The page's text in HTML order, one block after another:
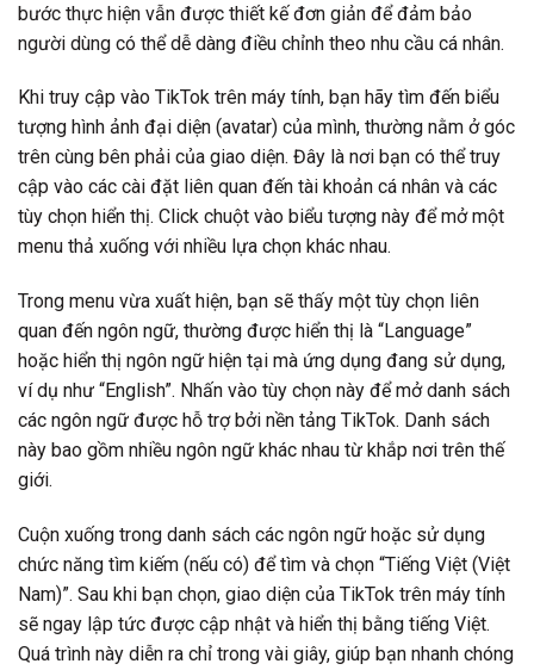
bước thực hiện vẫn được thiết kế đơn giản để đảm bảo
người dùng có thể dễ dàng điều chỉnh theo nhu cầu cá nhân.
Khi truy cập vào TikTok trên máy tính, bạn hãy tìm đến biểu
tượng hình ảnh đại diện (avatar) của mình, thường nằm ở góc
trên cùng bên phải của giao diện. Đây là nơi bạn có thể truy
cập vào các cài đặt liên quan đến tài khoản cá nhân và các
tùy chọn hiển thị. Click chuột vào biểu tượng này để mở một
menu thả xuống với nhiều lựa chọn khác nhau.
Trong menu vừa xuất hiện, bạn sẽ thấy một tùy chọn liên
quan đến ngôn ngữ, thường được hiển thị là “Language”
hoặc hiển thị ngôn ngữ hiện tại mà ứng dụng đang sử dụng,
ví dụ như “English”. Nhấn vào tùy chọn này để mở danh sách
các ngôn ngữ được hỗ trợ bởi nền tảng TikTok. Danh sách
này bao gồm nhiều ngôn ngữ khác nhau từ khắp nơi trên thế
giới.
Cuộn xuống trong danh sách các ngôn ngữ hoặc sử dụng
chức năng tìm kiếm (nếu có) để tìm và chọn “Tiếng Việt (Việt
Nam)”. Sau khi bạn chọn, giao diện của TikTok trên máy tính
sẽ ngay lập tức được cập nhật và hiển thị bằng tiếng Việt.
Quá trình này diễn ra chỉ trong vài giây, giúp bạn nhanh chóng